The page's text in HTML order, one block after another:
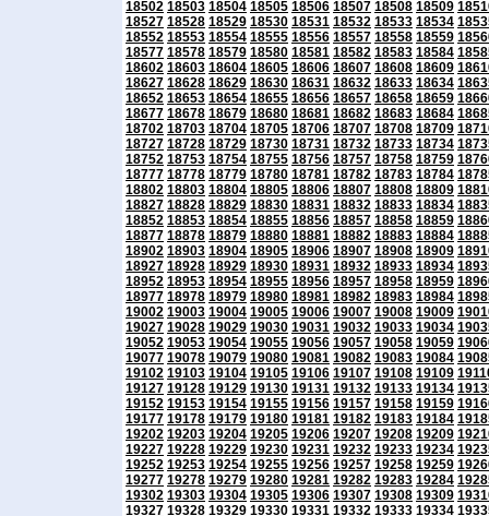
18502 18503 18504 18505 18506 18507 18508 18509
18527 18528 18529 18530 18531 18532 18533 18534
18552 18553 18554 18555 18556 18557 18558 18559
18577 18578 18579 18580 18581 18582 18583 18584
18602 18603 18604 18605 18606 18607 18608 18609
18627 18628 18629 18630 18631 18632 18633 18634
18652 18653 18654 18655 18656 18657 18658 18659
18677 18678 18679 18680 18681 18682 18683 18684
18702 18703 18704 18705 18706 18707 18708 18709
18727 18728 18729 18730 18731 18732 18733 18734
18752 18753 18754 18755 18756 18757 18758 18759
18777 18778 18779 18780 18781 18782 18783 18784
18802 18803 18804 18805 18806 18807 18808 18809
18827 18828 18829 18830 18831 18832 18833 18834
18852 18853 18854 18855 18856 18857 18858 18859
18877 18878 18879 18880 18881 18882 18883 18884
18902 18903 18904 18905 18906 18907 18908 18909
18927 18928 18929 18930 18931 18932 18933 18934
18952 18953 18954 18955 18956 18957 18958 18959
18977 18978 18979 18980 18981 18982 18983 18984
19002 19003 19004 19005 19006 19007 19008 19009
19027 19028 19029 19030 19031 19032 19033 19034
19052 19053 19054 19055 19056 19057 19058 19059
19077 19078 19079 19080 19081 19082 19083 19084
19102 19103 19104 19105 19106 19107 19108 19109
19127 19128 19129 19130 19131 19132 19133 19134
19152 19153 19154 19155 19156 19157 19158 19159
19177 19178 19179 19180 19181 19182 19183 19184
19202 19203 19204 19205 19206 19207 19208 19209
19227 19228 19229 19230 19231 19232 19233 19234
19252 19253 19254 19255 19256 19257 19258 19259
19277 19278 19279 19280 19281 19282 19283 19284
19302 19303 19304 19305 19306 19307 19308 19309
19327 19328 19329 19330 19331 19332 19333 19334